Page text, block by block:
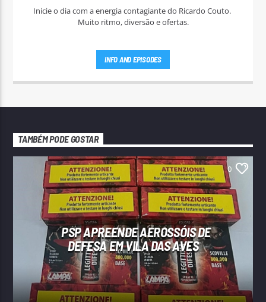
Inicie o dia com a energia contagiante do Ricardo Couto.
Muito ritmo, diversão e ofertas.
INFO AND EPISODES
TAMBÉM PODE GOSTAR
0
PSP APREENDE AEROSSÓIS DE
DEFESA EM VILA DAS AVES